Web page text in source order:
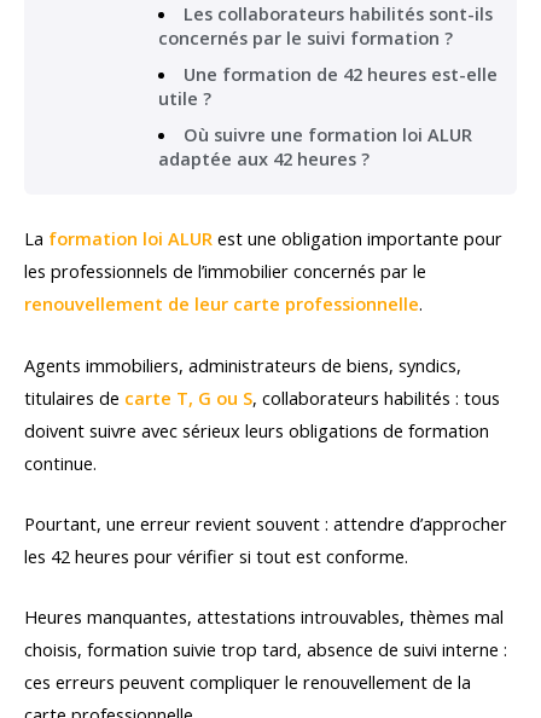
Les collaborateurs habilités sont-ils
concernés par le suivi formation ?
Une formation de 42 heures est-elle
utile ?
Où suivre une formation loi ALUR
adaptée aux 42 heures ?
La formation loi ALUR est une obligation importante pour
les professionnels de l’immobilier concernés par le
renouvellement de leur carte professionnelle.
Agents immobiliers, administrateurs de biens, syndics,
titulaires de carte T, G ou S, collaborateurs habilités : tous
doivent suivre avec sérieux leurs obligations de formation
continue.
Pourtant, une erreur revient souvent : attendre d’approcher
les 42 heures pour vérifier si tout est conforme.
Heures manquantes, attestations introuvables, thèmes mal
choisis, formation suivie trop tard, absence de suivi interne :
ces erreurs peuvent compliquer le renouvellement de la